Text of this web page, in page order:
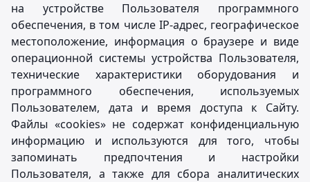
на устройстве Пользователя программного
обеспечения, в том числе IP-адрес, географическое
местоположение, информация о браузере и виде
операционной системы устройства Пользователя,
технические характеристики оборудования и
программного обеспечения, используемых
Пользователем, дата и время доступа к Сайту.
Файлы «сookies» не содержат конфиденциальную
информацию и используются для того, чтобы
запоминать предпочтения и настройки
Пользователя, а также для сбора аналитических